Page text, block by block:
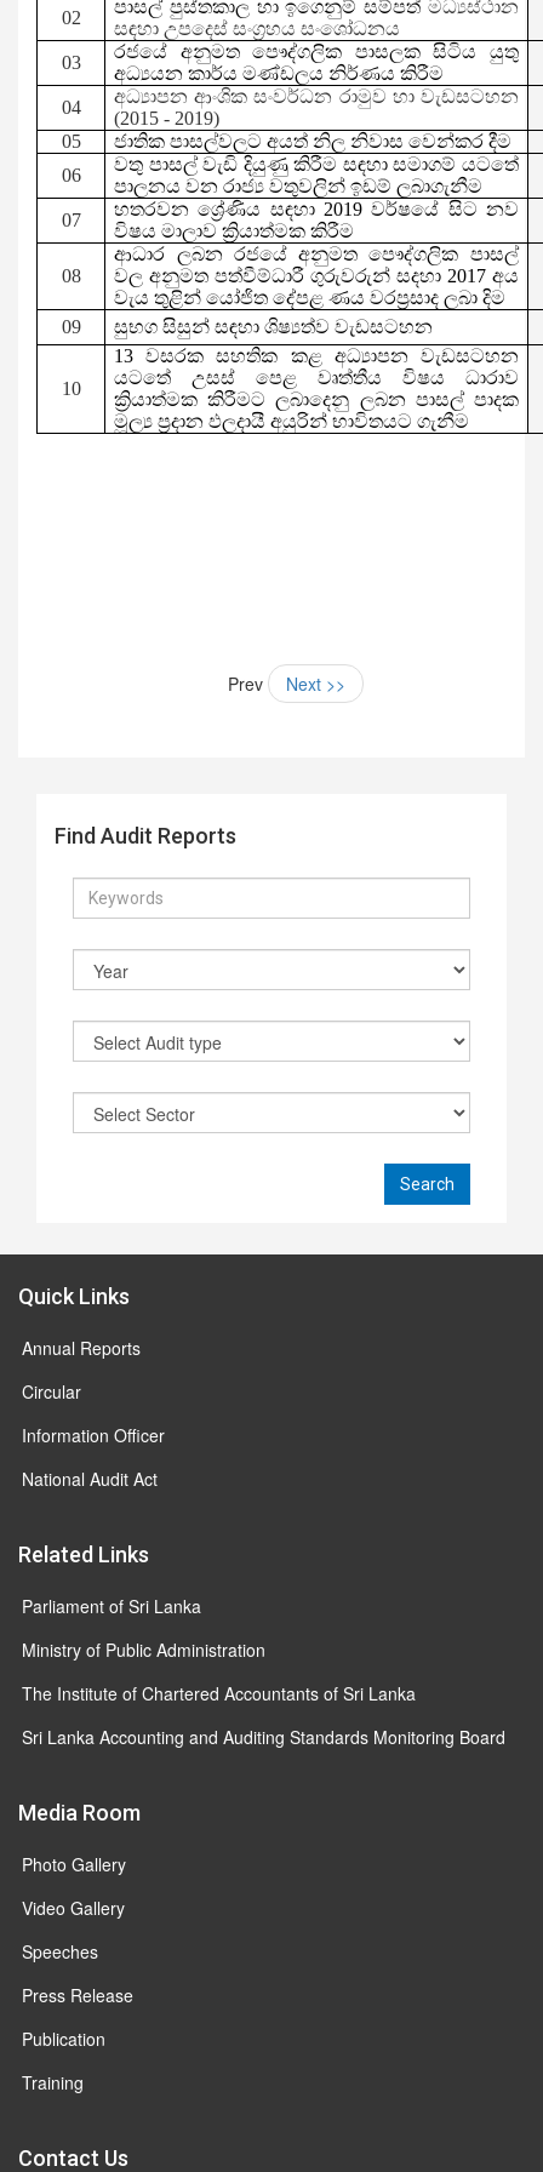
02
පාසල්පුස්තකාල හා ඉගෙනුම් සම්පත් මධ්‍යස්ථාන
සඳහා උපදෙස් සංග්‍රහය සංශෝධනය
03
රජයේ අනුමත පෞද්ගලික පාසලක සිටිය යුතු
අධ්‍යයන කාර්ය මණ්ඩලය නිර්ණය කිරීම
04
අධ්‍යාපන ආංශික සංවර්ධන රාමුව හා වැඩසටහන
(2015 - 2019)
05
ජාතික පාසල්වලට අයත් නිල නිවාස වෙන්කර දීම
06
වතු පාසල් වැඩි දියුණු කිරීම සඳහා සමාගම් යටතේ
පාලනය වන රාජ්‍ය වතුවලින් ඉඩම් ලබාගැනීම
07
හතරවනශ්‍රේණිය සඳහා 2019 වර්ෂයේ සිට නව
විෂය මාලාව ක්‍රියාත්මක කිරීම
08
ආධාර ලබන රජයේ අනුමත පෞද්ගලික පාසල්
වල අනුමත පත්වීම්ධාරී ගුරුවරුන් සදහා 2017අය
වැය තුළින් යෝජිත දේපළ ණය වරප්‍රසාද ලබා දිම
09
සුභග සිසුන් සඳහා ශිෂ්‍යත්ව වැඩසටහන
10
13 වසරක සහතික කළ අධ්‍යාපන වැඩසටහන
යටතේ උසස් පෙළ වෘත්තීය විෂය ධාරාව
ක්‍රියාත්මක කිරීමට ලබාදෙනු ලබන පාසල් පාදක
මූල්‍ය ප්‍රදාන ඵලදායී අයුරින් භාවිතයට ගැනීම
Prev Next >>
Find Audit Reports
Quick Links
Annual Reports
Circular
Information Officer
National Audit Act
Related Links
Parliament of Sri Lanka
Ministry of Public Administration
The Institute of Chartered Accountants of Sri Lanka
Sri Lanka Accounting and Auditing Standards Monitoring Board
Media Room
Photo Gallery
Video Gallery
Speeches
Press Release
Publication
Training
Contact Us